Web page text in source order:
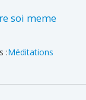
soi meme
:Méditations